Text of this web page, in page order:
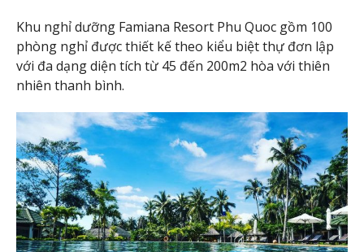
Khu nghỉ dưỡng Famiana Resort Phu Quoc gồm 100
phòng nghỉ được thiết kế theo kiểu biệt thự đơn lập
với đa dạng diện tích từ 45 đến 200m2 hòa với thiên
nhiên thanh bình.